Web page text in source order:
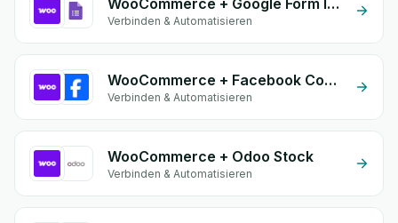
WooCommerce + Google Form Integration
Verbinden & Automatisieren
WooCommerce + Facebook Commerce
Verbinden & Automatisieren
WooCommerce + Odoo Stock
Verbinden & Automatisieren